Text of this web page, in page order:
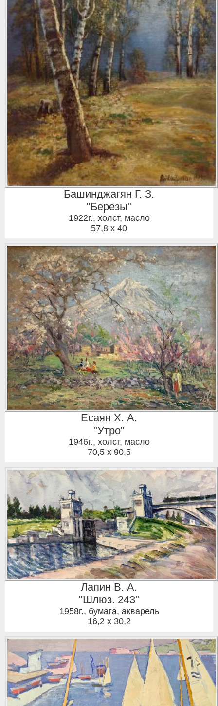
Башинджагян Г. З.
"Березы"
1922г., холст, масло
57,8 x 40
Есаян Х. А.
"Утро"
1946г., холст, масло
70,5 x 90,5
Лапин В. А.
"Шлюз. 243"
1958г., бумага, акварель
16,2 x 30,2